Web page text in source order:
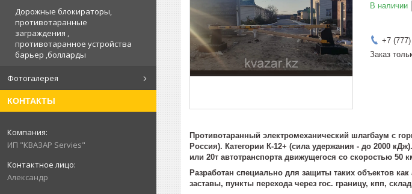
Дорожные блокираторы,
противотаранные
заграждения ,
противотаранное устройства
барьер ,болларды
Фотогалерея
КОНТАКТЫ
ИП "КВАЗАР Servies"
Александр
В наличии
+7
Заказ
Противотаранный электромеханический шлагбаум с
Россия). Категории К-12+ (сила удержания - до 2000
или 20т автотранспорта движущегося со скоростью 50
Разработан специально для защиты таких объектов
заставы, пункты перехода через гос. границу, кпп,